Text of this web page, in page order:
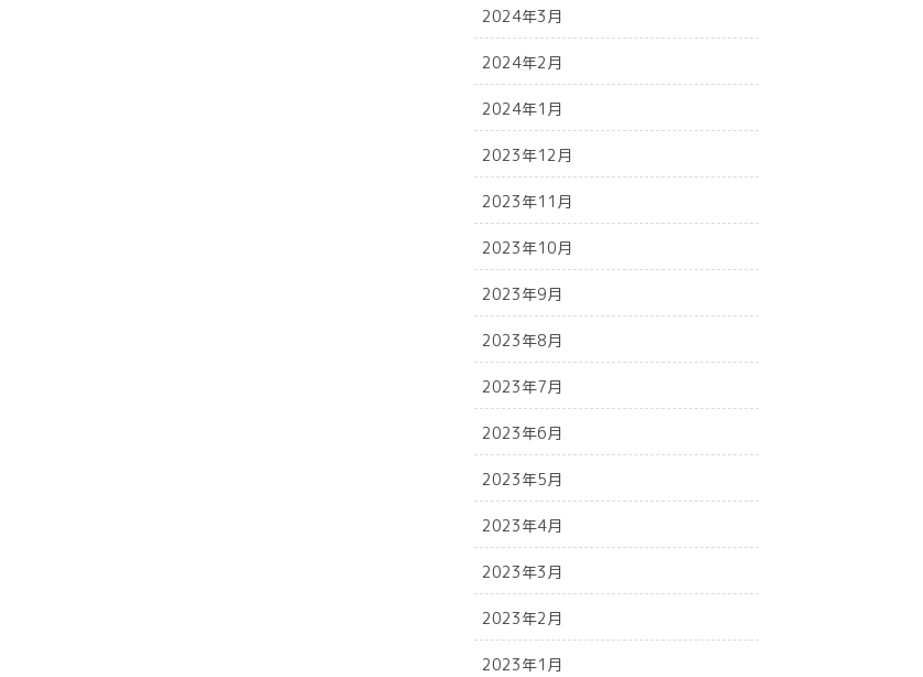
2024年3月
2024年2月
2024年1月
2023年12月
2023年11月
2023年10月
2023年9月
2023年8月
2023年7月
2023年6月
2023年5月
2023年4月
2023年3月
2023年2月
2023年1月